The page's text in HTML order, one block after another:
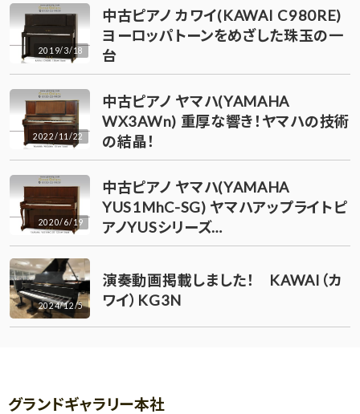
2019/3/18
中古ピアノ カワイ(KAWAI C980RE)
ヨーロッパトーンをめざした珠玉の一
台
2022/11/22
中古ピアノ ヤマハ(YAMAHA
WX3AWn) 重厚な響き！ヤマハの技術
の結晶！
2020/6/19
中古ピアノ ヤマハ(YAMAHA
YUS1MhC-SG) ヤマハアップライトピ
アノYUSシリーズ…
2024/12/5
演奏動画掲載しました！ KAWAI（カ
ワイ）KG3N
グランドギャラリー本社